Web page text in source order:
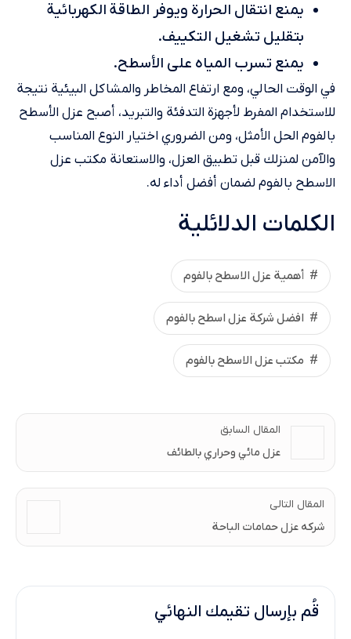
يمنع انتقال الحرارة ويوفر الطاقة الكهربائية
بتقليل تشغيل التكييف.
يمنع تسرب المياه على الأسطح.
في الوقت الحالي، ومع ارتفاع المخاطر والمشاكل البيئية نتيجة
للاستخدام المفرط لأجهزة التدفئة والتبريد، أصبح عزل الأسطح
بالفوم الحل الأمثل، ومن الضروري اختيار النوع المناسب
والآمن لمنزلك قبل تطبيق العزل، والاستعانة مكتب عزل
الاسطح بالفوم لضمان أفضل أداء له.
الكلمات الدلائلية
أهمية عزل الاسطح بالفوم
افضل شركة عزل اسطح بالفوم
مكتب عزل الاسطح بالفوم
المقال السابق
عزل مائي وحراري بالطائف
المقال التالى
شركه عزل حمامات الباحة
قُم بإرسال تقيمك النهائي